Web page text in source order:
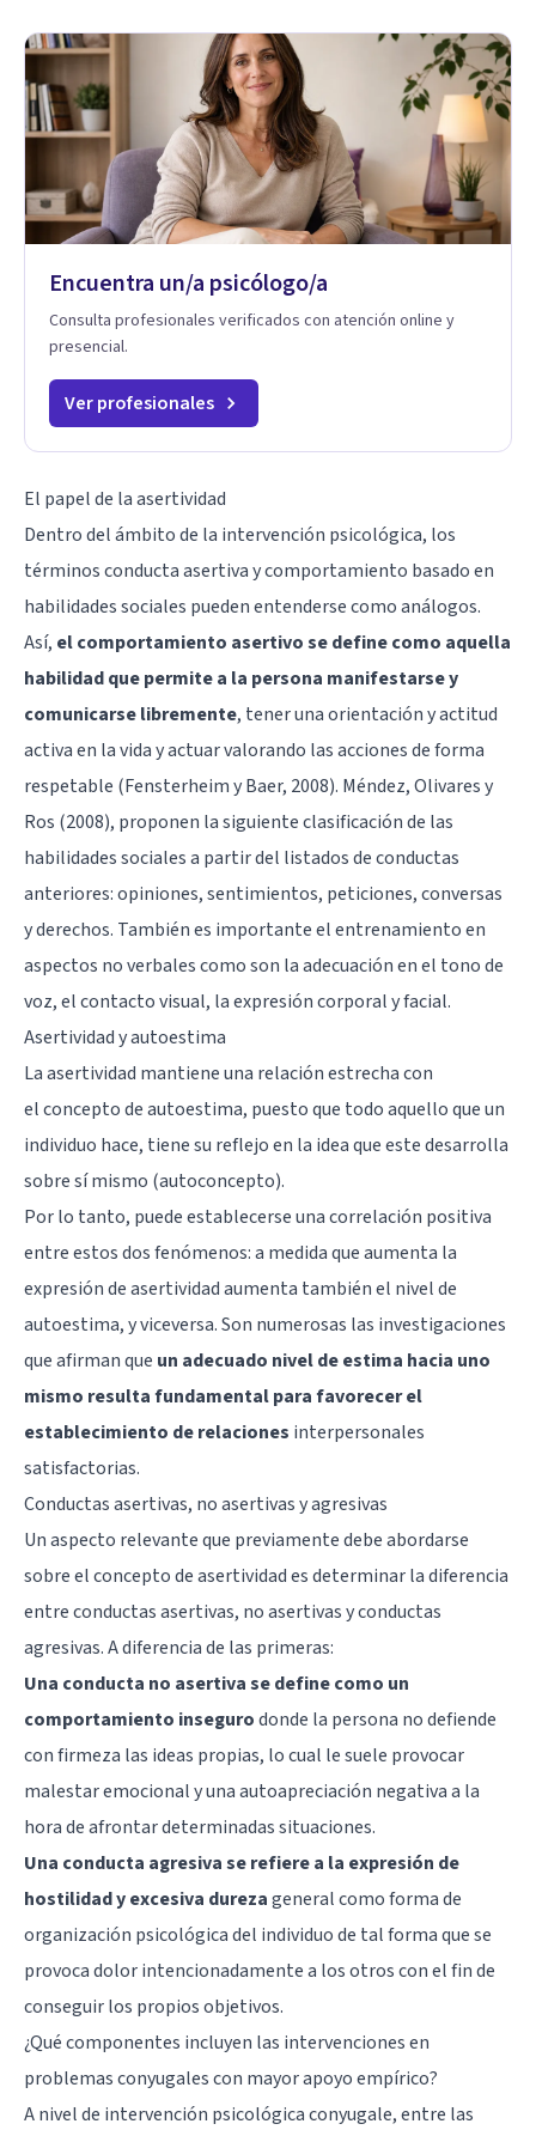
Encuentra un/a psicólogo/a
Consulta profesionales verificados con atención online y
presencial.
Ver profesionales
El papel de la asertividad
Dentro del ámbito de la intervención psicológica, los
términos conducta asertiva y comportamiento basado en
habilidades sociales pueden entenderse como análogos.
Así, el comportamiento asertivo se define como aquella
habilidad que permite a la persona manifestarse y
comunicarse libremente, tener una orientación y actitud
activa en la vida y actuar valorando las acciones de forma
respetable (Fensterheim y Baer, 2008). Méndez, Olivares y
Ros (2008), proponen la siguiente clasificación de las
habilidades sociales a partir del listados de conductas
anteriores: opiniones, sentimientos, peticiones, conversas
y derechos. También es importante el entrenamiento en
aspectos no verbales como son la adecuación en el tono de
voz, el contacto visual, la expresión corporal y facial.
Asertividad y autoestima
La asertividad mantiene una relación estrecha con
elconcepto de autoestima, puesto que todo aquello que un
individuo hace, tiene su reflejo en la idea que este desarrolla
sobre sí mismo (autoconcepto).
Por lo tanto, puede establecerse una correlación positiva
entre estos dos fenómenos: a medida que aumenta la
expresión de asertividad aumenta también el nivel de
autoestima, y viceversa. Son numerosas las investigaciones
que afirman que un adecuado nivel de estima hacia uno
mismo resulta fundamental para favorecer el
establecimiento de relaciones interpersonales
satisfactorias.
Conductas asertivas, no asertivas y agresivas
Un aspecto relevante que previamente debe abordarse
sobre el concepto de asertividad es determinar la diferencia
entre conductas asertivas, no asertivas y conductas
agresivas. A diferencia de las primeras:
Una conducta no asertiva se define como un
comportamiento insegurodonde la persona no defiende
con firmeza las ideas propias, lo cual le suele provocar
malestar emocional y una autoapreciación negativa a la
hora de afrontar determinadas situaciones.
Una conducta agresiva se refiere a la expresión de
hostilidad y excesiva durezageneral como forma de
organización psicológica del individuo de tal forma que se
provoca dolor intencionadamente a los otros con el fin de
conseguir los propios objetivos.
¿Qué componentes incluyen las intervenciones en
problemas conyugales con mayor apoyo empírico?
A nivel de intervención psicológica conyugale, entre las